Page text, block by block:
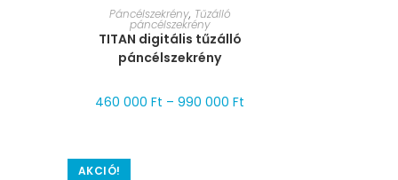
MÉRET VÁLASZTÁSA
Páncélszekrény, Tűzálló
páncélszekrény
TITAN digitális tűzálló
páncélszekrény
460 000Ft –990 000Ft
AKCIÓ!